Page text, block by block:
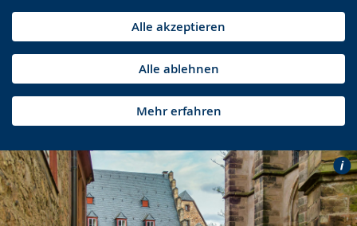
Alle akzeptieren
Alle ablehnen
Mehr erfahren